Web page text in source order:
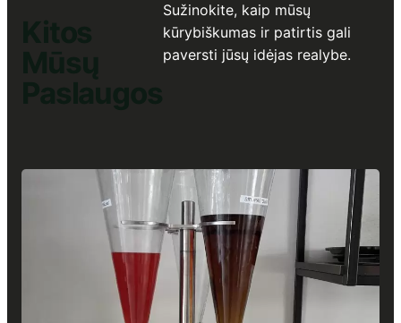
Kitos
Mūsų
Paslaugos
Sužinokite, kaip mūsų
kūrybiškumas ir patirtis gali
paversti jūsų idėjas realybe.